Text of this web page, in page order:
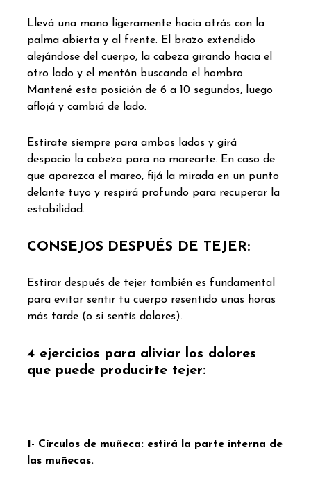
Llevá una mano ligeramente hacia atrás con la
palma abierta y al frente. El brazo extendido
alejándose del cuerpo, la cabeza girando hacia el
otro lado y el mentón buscando el hombro.
Mantené esta posición de 6 a 10 segundos, luego
aflojá y cambiá de lado.
Estirate siempre para ambos lados y girá
despacio la cabeza para no marearte. En caso de
que aparezca el mareo, fijá la mirada en un punto
delante tuyo y respirá profundo para recuperar la
estabilidad.
CONSEJOS DESPUÉS DE TEJER:
Estirar después de tejer también es fundamental
para evitar sentir tu cuerpo resentido unas horas
más tarde (o si sentís dolores).
4 ejercicios para aliviar los dolores
que puede producirte tejer:
1- Círculos de muñeca: estirá la parte interna de
las muñecas.